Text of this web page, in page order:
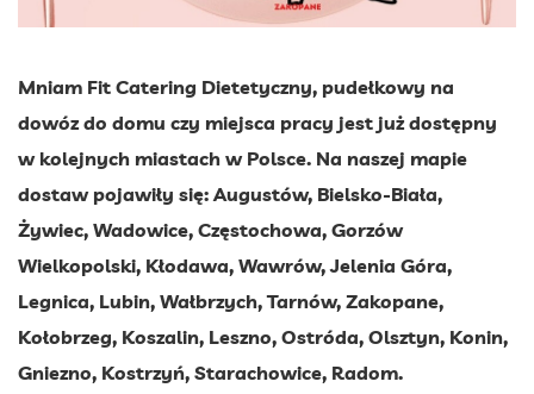
Mniam Fit Catering Dietetyczny, pudełkowy na
dowóz do domu czy miejsca pracy jest już dostępny
w kolejnych miastach w Polsce. Na naszej mapie
dostaw pojawiły się: Augustów, Bielsko-Biała,
Żywiec, Wadowice, Częstochowa, Gorzów
Wielkopolski, Kłodawa, Wawrów, Jelenia Góra,
Legnica, Lubin, Wałbrzych, Tarnów, Zakopane,
Kołobrzeg, Koszalin, Leszno, Ostróda, Olsztyn, Konin,
Gniezno, Kostrzyń, Starachowice, Radom.